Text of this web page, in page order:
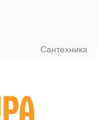
Сантехника